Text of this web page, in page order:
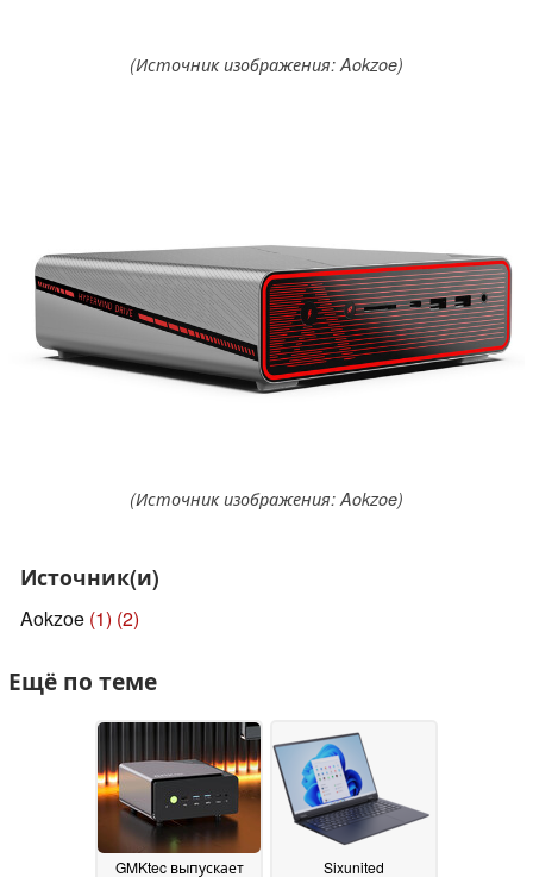
(Источник изображения: Aokzoe)
(Источник изображения: Aokzoe)
Источник(и)
Aokzoe (1) (2)
Ещё по теме
GMKtec выпускает
Sixunited